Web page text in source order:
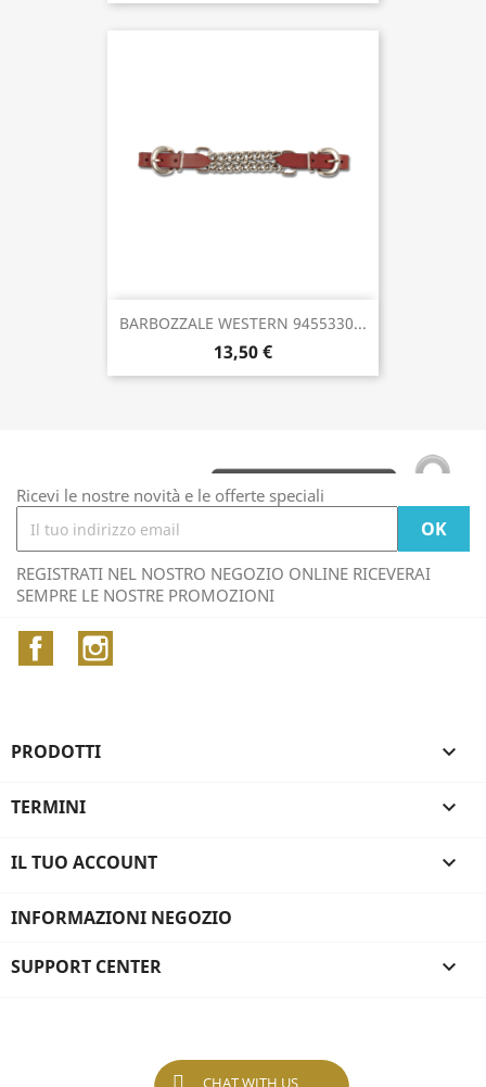
BARBOZZALE WESTERN 9455330...
13,50 €
Ricevi le nostre novità e le offerte speciali
REGISTRATI NEL NOSTRO NEGOZIO ONLINE RICEVERAI
SEMPRE LE NOSTRE PROMOZIONI
Facebook
PRODOTTI 
TERMINI 
IL TUO ACCOUNT 
INFORMAZIONI NEGOZIO
SUPPORT CENTER 
CHAT WITH US